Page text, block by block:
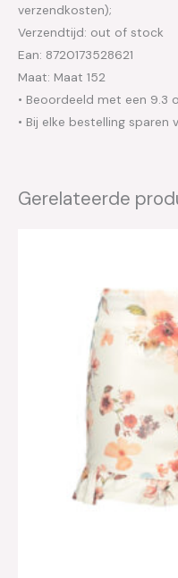
verzendkosten);
Verzendtijd: out of stock
Ean: 8720173528621
Maat: Maat 152
• Beoordeeld met een 9.3
• Bij elke bestelling
Gerelateerde